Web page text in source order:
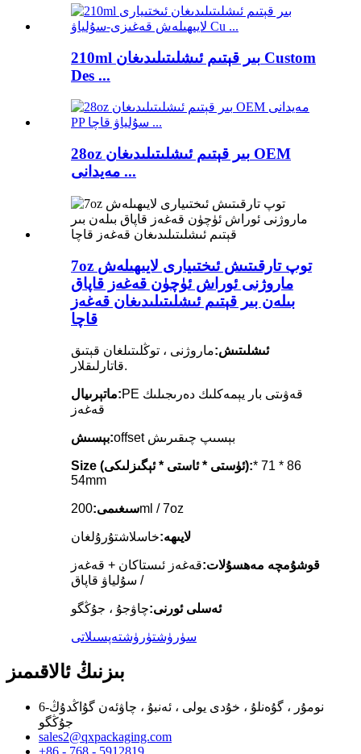
210ml بىر قېتىم ئىشلىتىلىدىغان Custom
Des ...
28oz بىر قېتىم ئىشلىتىلىدىغان OEM
مەيدانى ...
7oz توپ تارقىتىش ئىختىيارى لايىھىلەش
ماروژنى ئوراش ئۈچۈن قەغەز قاپاق
بىلەن بىر قېتىم ئىشلىتىلىدىغان قەغەز
قاچا
ئىشلىتىش:ماروژنى ، توڭلىتىلغان قېتىق
قاتارلىقلار.
ماتېرىيال:PE قەۋىتى بار يېمەكلىك دەرىجىلىك
قەغەز
بېسىش: offset بېسىپ چىقىرىش
S ize (ئۈستى * ئاستى * ئېگىزلىكى):86 * 71 *
54mm
سىغىمى:200ml / 7oz
لايىھە:خاسلاشتۇرۇلغان
قوشۇمچە مەھسۇلات:قەغەز ئىستاكان + قەغەز
/ سۇلياۋ قاپاق
ئەسلى ئورنى:چاۋجۇ ، جۇڭگو
سۈرۈشتۈرۈشتەپسىلاتى
بىزنىڭ ئالاقىمىز
6-نومۇر ، گۇەنلۇ ، خۇدى يولى ، ئەنبۇ ، چاۋئەن گۇاڭدۇڭ
جۇڭگو
sales2@qxpackaging.com
+86 - 768 - 5912819